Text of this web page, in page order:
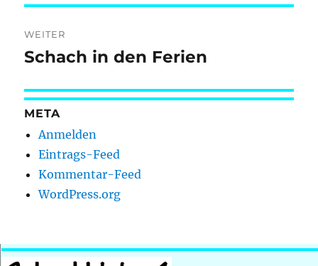
WEITER
Nächster
Schach in den Ferien
META
Anmelden
Eintrags-Feed
Kommentar-Feed
WordPress.org